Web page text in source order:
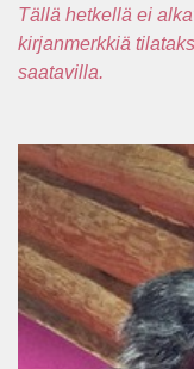
Tällä hetkellä ei
kirjanmerkkiä
saatavilla.